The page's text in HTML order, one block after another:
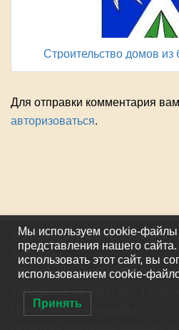
Строительство домов из
Для отправки комментария
авторизоваться.
© 2006 - 2026 Строительная
Костромы
ООО "КосЛидерСтрой" ИНН
Телефоны:+7 (961) 127-10-72
Почта:info@sk-brigada.ru
Мы используем cookie-файлы
представления нашего
использовать этот сайт, вы
использованием cookie-
Принять